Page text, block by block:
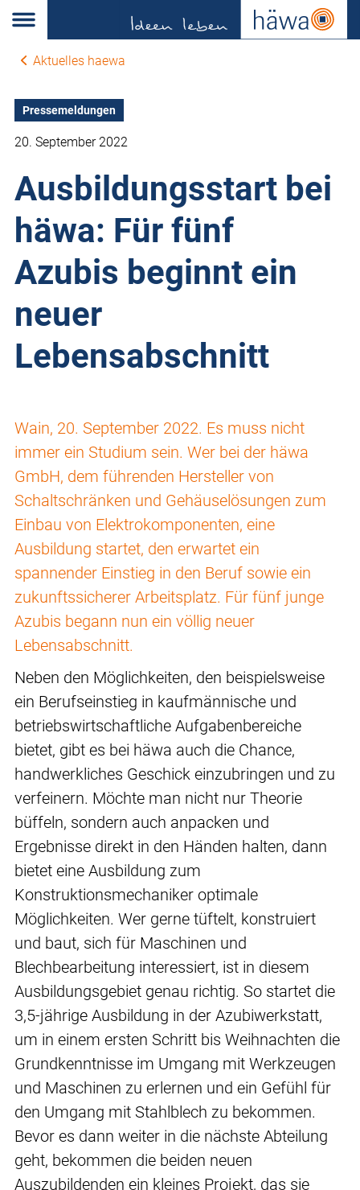
Aktuelles haewa
Pressemeldungen
20. September 2022
Ausbildungsstart bei
häwa: Für fünf
Azubis beginnt ein
neuer
Lebensabschnitt
Wain, 20. September 2022. Es muss nicht
immer ein Studium sein. Wer bei der häwa
GmbH, dem führenden Hersteller von
Schaltschränken und Gehäuselösungen zum
Einbau von Elektrokomponenten, eine
Ausbildung startet, den erwartet ein
spannender Einstieg in den Beruf sowie ein
zukunftssicherer Arbeitsplatz. Für fünf junge
Azubis begann nun ein völlig neuer
Lebensabschnitt.
Neben den Möglichkeiten, den beispielsweise
ein Berufseinstieg in kaufmännische und
betriebswirtschaftliche Aufgabenbereiche
bietet, gibt es bei häwa auch die Chance,
handwerkliches Geschick einzubringen und zu
verfeinern. Möchte man nicht nur Theorie
büffeln, sondern auch anpacken und
Ergebnisse direkt in den Händen halten, dann
bietet eine Ausbildung zum
Konstruktionsmechaniker optimale
Möglichkeiten. Wer gerne tüftelt, konstruiert
und baut, sich für Maschinen und
Blechbearbeitung interessiert, ist in diesem
Ausbildungsgebiet genau richtig. So startet die
3,5-jährige Ausbildung in der Azubiwerkstatt,
um in einem ersten Schritt bis Weihnachten die
Grundkenntnisse im Umgang mit Werkzeugen
und Maschinen zu erlernen und ein Gefühl für
den Umgang mit Stahlblech zu bekommen.
Bevor es dann weiter in die nächste Abteilung
geht, bekommen die beiden neuen
Auszubildenden ein kleines Projekt, das sie